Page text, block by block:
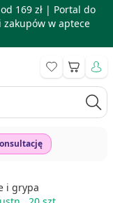
169 zł | Portal do
w aptece
Koszyk
i grypa